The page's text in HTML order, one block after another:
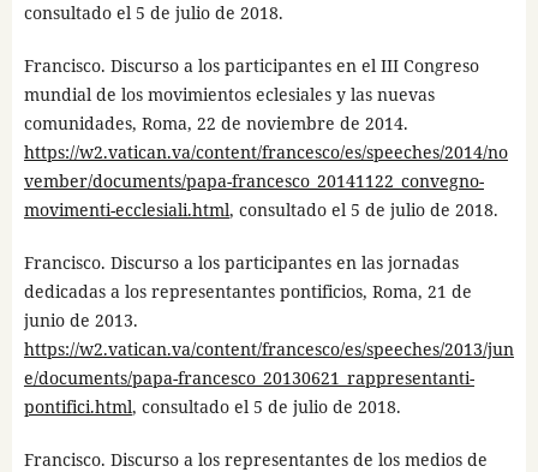
consultado el 5 de julio de 2018.
Francisco. Discurso a los participantes en el III Congreso
mundial de los movimientos eclesiales y las nuevas
comunidades, Roma, 22 de noviembre de 2014.
https://w2.vatican.va/content/francesco/es/speeches/2014/no
vember/documents/papa-francesco_20141122_convegno-
movimenti-ecclesiali.html, consultado el 5 de julio de 2018.
Francisco. Discurso a los participantes en las jornadas
dedicadas a los representantes pontificios, Roma, 21 de
junio de 2013.
https://w2.vatican.va/content/francesco/es/speeches/2013/jun
e/documents/papa-francesco_20130621_rappresentanti-
pontifici.html, consultado el 5 de julio de 2018.
Francisco. Discurso a los representantes de los medios de